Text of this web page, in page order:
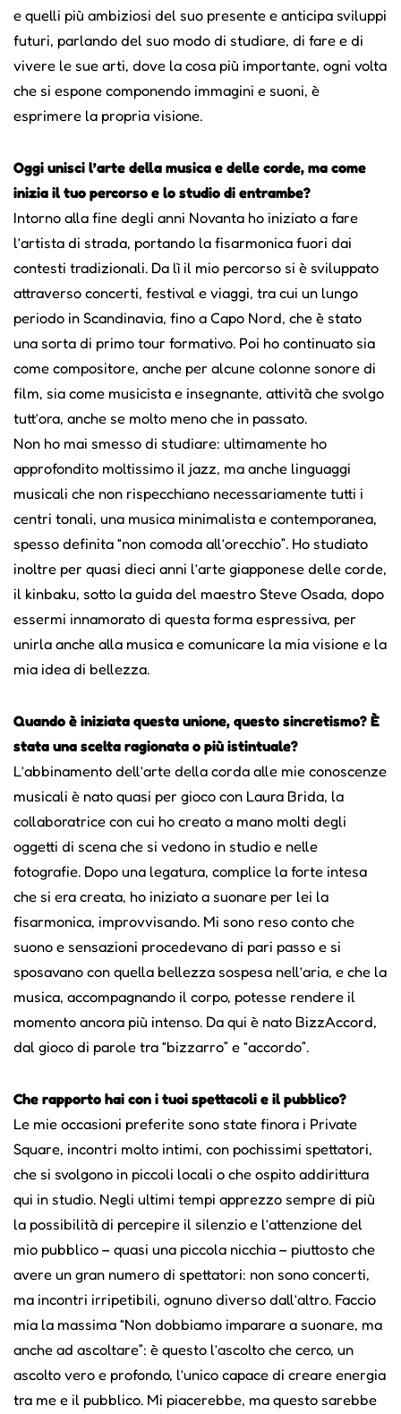
e quelli più ambiziosi del suo presente e anticipa sviluppi
futuri, parlando del suo modo di studiare, di fare e di
vivere le sue arti, dove la cosa più importante, ogni volta
che si espone componendo immagini e suoni, è
esprimere la propria visione.
Oggi unisci l’arte della musica e delle corde, ma come
inizia il tuo percorso e lo studio di entrambe?
Intorno alla fine degli anni Novanta ho iniziato a fare
l’artista di strada, portando la fisarmonica fuori dai
contesti tradizionali. Da lì il mio percorso si è sviluppato
attraverso concerti, festival e viaggi, tra cui un lungo
periodo in Scandinavia, fino a Capo Nord, che è stato
una sorta di primo tour formativo. Poi ho continuato sia
come compositore, anche per alcune colonne sonore di
film, sia come musicista e insegnante, attività che svolgo
tutt’ora, anche se molto meno che in passato.
Non ho mai smesso di studiare: ultimamente ho
approfondito moltissimo il jazz, ma anche linguaggi
musicali che non rispecchiano necessariamente tutti i
centri tonali, una musica minimalista e contemporanea,
spesso definita “non comoda all’orecchio”. Ho studiato
inoltre per quasi dieci anni l’arte giapponese delle corde,
il kinbaku, sotto la guida del maestro Steve Osada, dopo
essermi innamorato di questa forma espressiva, per
unirla anche alla musica e comunicare la mia visione e la
mia idea di bellezza.
Quando è iniziata questa unione, questo sincretismo? È
stata una scelta ragionata o più istintuale?
L’abbinamento dell’arte della corda alle mie conoscenze
musicali è nato quasi per gioco con Laura Brida, la
collaboratrice con cui ho creato a mano molti degli
oggetti di scena che si vedono in studio e nelle
fotografie. Dopo una legatura, complice la forte intesa
che si era creata, ho iniziato a suonare per lei la
fisarmonica, improvvisando. Mi sono reso conto che
suono e sensazioni procedevano di pari passo e si
sposavano con quella bellezza sospesa nell’aria, e che la
musica, accompagnando il corpo, potesse rendere il
momento ancora più intenso. Da qui è nato BizzAccord,
dal gioco di parole tra “bizzarro” e “accordo”.
Che rapporto hai con i tuoi spettacoli e il pubblico?
Le mie occasioni preferite sono state finora i Private
Square, incontri molto intimi, con pochissimi spettatori,
che si svolgono in piccoli locali o che ospito addirittura
qui in studio. Negli ultimi tempi apprezzo sempre di più
la possibilità di percepire il silenzio e l’attenzione del
mio pubblico – quasi una piccola nicchia – piuttosto che
avere un gran numero di spettatori: non sono concerti,
ma incontri irripetibili, ognuno diverso dall’altro. Faccio
mia la massima “Non dobbiamo imparare a suonare, ma
anche ad ascoltare”: è questo l’ascolto che cerco, un
ascolto vero e profondo, l’unico capace di creare energia
tra me e il pubblico. Mi piacerebbe, ma questo sarebbe